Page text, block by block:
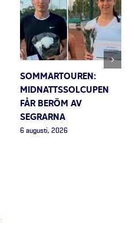
SOMMARTOUREN:
MIDNATTSSOLCUPEN
FÅR BERÖM AV
SEGRARNA
6 augusti, 2026